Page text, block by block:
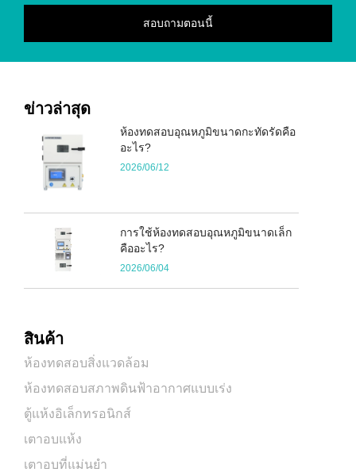
ข่าวล่าสุด
ห้องทดสอบอุณหภูมิขนาดกะทัดรัดคือ
อะไร?
2026/06/12
การใช้ห้องทดสอบอุณหภูมิขนาดเล็ก
คืออะไร?
2026/06/04
สินค้า
ห้องทดสอบสิ่งแวดล้อม
ห้องทดสอบสภาพดินฟ้าอากาศแบบเร่ง
ตู้แห้งอิเล็กทรอนิกส์
เตาอบแห้ง
เตาอบที่แม่นยำ